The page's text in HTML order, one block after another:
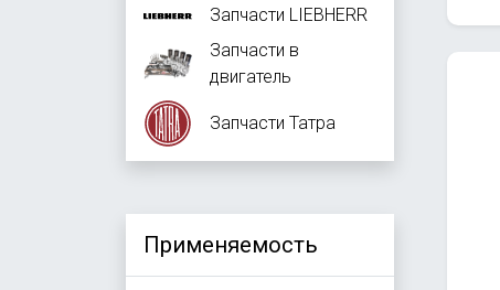
Запчасти LIEBHERR
Запчасти в
двигатель
Запчасти Татра
Применяемость